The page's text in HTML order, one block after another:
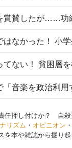
任押し付けか？ 自
リズム ・ オピニオン ・
を本や雑誌から掘り起